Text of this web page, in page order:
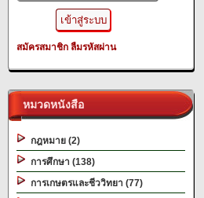
สมัครสมาชิก ลืมรหัสผ่าน
หมวดหนังสือ
กฎหมาย (2)
การศึกษา (138)
การเกษตรและชีววิทยา (77)